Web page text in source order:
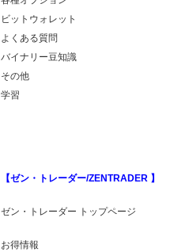
ビットウォレット
よくある質問
バイナリー豆知識
その他
学習
【ゼン・トレーダー/ZENTRADER 】
ゼン・トレーダー トップページ
お得情報